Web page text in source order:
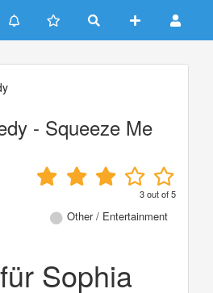
- Squeeze Me
3out of5
Other / Entertainment
Sophia